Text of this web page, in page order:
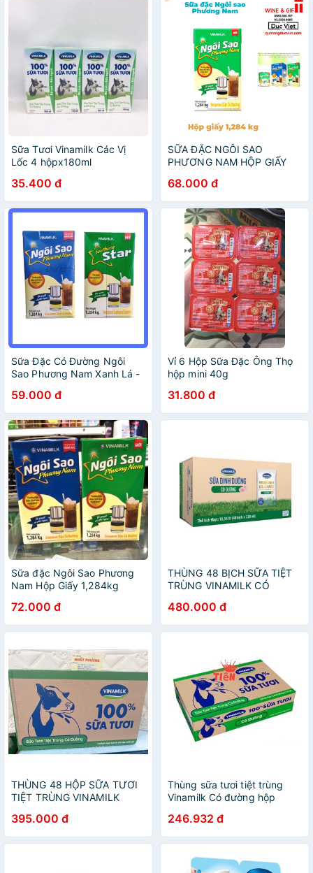
Sữa Tươi Vinamilk Các Vị
Lốc 4 hộpx180ml
35.400 đ
SỮA ĐẶC NGÔI SAO
PHƯƠNG NAM HỘP GIẤY
68.000 đ
Sữa Đặc Có Đường Ngôi
Sao Phương Nam Xanh Lá -
59.000 đ
Vỉ 6 Hộp Sữa Đặc Ông Thọ
hộp mini 40g
31.800 đ
Sữa đặc Ngôi Sao Phương
Nam Hộp Giấy 1,284kg
72.000 đ
THÙNG 48 BỊCH SỮA TIỆT
TRÙNG VINAMILK CÓ
480.000 đ
THÙNG 48 HỘP SỮA TƯƠI
TIỆT TRÙNG VINAMILK
395.000 đ
Thùng sữa tươi tiệt trùng
Vinamilk Có đường hộp
TRỪ KHUYẾN MÃI”
246.932 đ